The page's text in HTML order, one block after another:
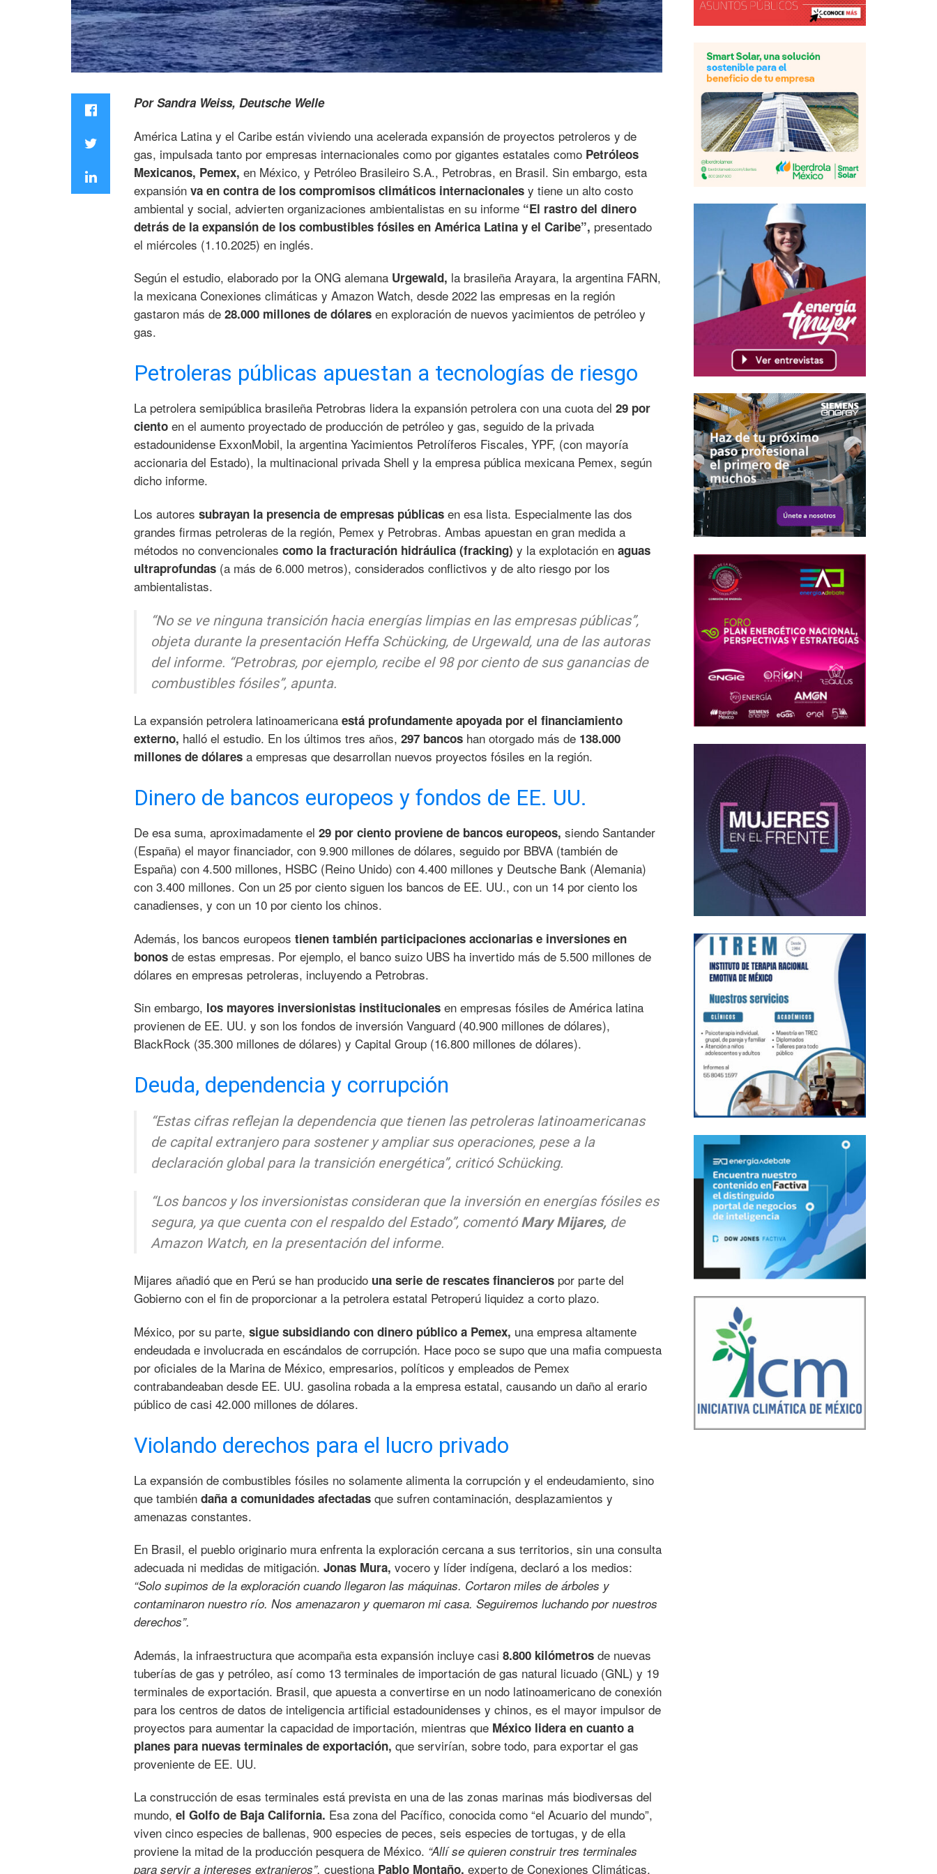
Por Sandra Weiss, Deutsche Welle
América Latina y el Caribe están viviendo una acelerada expansión de proyectos petroleros y de
gas, impulsada tanto por empresas internacionales como por gigantes estatales como Petróleos
Mexicanos, Pemex, en México, y Petróleo Brasileiro S.A., Petrobras, en Brasil. Sin embargo, esta
expansión va en contra de los compromisos climáticos internacionales y tiene un alto costo
ambiental y social, advierten organizaciones ambientalistas en su informe “El rastro del dinero
detrás de la expansión de los combustibles fósiles en América Latina y el Caribe”, presentado
el miércoles (1.10.2025) en inglés.
Según el estudio, elaborado por la ONG alemana Urgewald, la brasileña Arayara, la argentina FARN,
la mexicana Conexiones climáticas y Amazon Watch, desde 2022 las empresas en la región
gastaron más de 28.000 millones de dólares en exploración de nuevos yacimientos de petróleo y
gas.
Petroleras públicas apuestan a tecnologías de riesgo
La petrolera semipública brasileña Petrobras lidera la expansión petrolera con una cuota del 29 por
ciento en el aumento proyectado de producción de petróleo y gas, seguido de la privada
estadounidense ExxonMobil, la argentina Yacimientos Petrolíferos Fiscales, YPF, (con mayoría
accionaria del Estado), la multinacional privada Shell y la empresa pública mexicana Pemex, según
dicho informe.
Los autores subrayan la presencia de empresas públicas en esa lista. Especialmente las dos
grandes firmas petroleras de la región, Pemex y Petrobras. Ambas apuestan en gran medida a
métodos no convencionales como la fracturación hidráulica (fracking) y la explotación en aguas
ultraprofundas (a más de 6.000 metros), considerados conflictivos y de alto riesgo por los
ambientalistas.
“No se ve ninguna transición hacia energías limpias en las empresas públicas”,
objeta durante la presentación Heffa Schücking, de Urgewald, una de las autoras
del informe. “Petrobras, por ejemplo, recibe el 98 por ciento de sus ganancias de
combustibles fósiles”, apunta.
La expansión petrolera latinoamericana está profundamente apoyada por el financiamiento
externo, halló el estudio. En los últimos tres años, 297 bancos han otorgado más de 138.000
millones de dólares a empresas que desarrollan nuevos proyectos fósiles en la región.
Dinero de bancos europeos y fondos de EE. UU.
De esa suma, aproximadamente el 29 por ciento proviene de bancos europeos, siendo Santander
(España) el mayor financiador, con 9.900 millones de dólares, seguido por BBVA (también de
España) con 4.500 millones, HSBC (Reino Unido) con 4.400 millones y Deutsche Bank (Alemania)
con 3.400 millones. Con un 25 por ciento siguen los bancos de EE. UU., con un 14 por ciento los
canadienses, y con un 10 por ciento los chinos.
Además, los bancos europeos tienen también participaciones accionarias e inversiones en
bonos de estas empresas. Por ejemplo, el banco suizo UBS ha invertido más de 5.500 millones de
dólares en empresas petroleras, incluyendo a Petrobras.
Sin embargo, los mayores inversionistas institucionales en empresas fósiles de América latina
provienen de EE. UU. y son los fondos de inversión Vanguard (40.900 millones de dólares),
BlackRock (35.300 millones de dólares) y Capital Group (16.800 millones de dólares).
Deuda, dependencia y corrupción
“Estas cifras reflejan la dependencia que tienen las petroleras latinoamericanas
de capital extranjero para sostener y ampliar sus operaciones, pese a la
declaración global para la transición energética”, criticó Schücking.
“Los bancos y los inversionistas consideran que la inversión en energías fósiles es
segura, ya que cuenta con el respaldo del Estado”, comentó Mary Mijares, de
Amazon Watch, en la presentación del informe.
Mijares añadió que en Perú se han producido una serie de rescates financieros por parte del
Gobierno con el fin de proporcionar a la petrolera estatal Petroperú liquidez a corto plazo.
México, por su parte, sigue subsidiando con dinero público a Pemex, una empresa altamente
endeudada e involucrada en escándalos de corrupción. Hace poco se supo que una mafia compuesta
por oficiales de la Marina de México, empresarios, políticos y empleados de Pemex
contrabandeaban desde EE. UU. gasolina robada a la empresa estatal, causando un daño al erario
público de casi 42.000 millones de dólares.
Violando derechos para el lucro privado
La expansión de combustibles fósiles no solamente alimenta la corrupción y el endeudamiento, sino
que también daña a comunidades afectadas que sufren contaminación, desplazamientos y
amenazas constantes.
En Brasil, el pueblo originario mura enfrenta la exploración cercana a sus territorios, sin una consulta
adecuada ni medidas de mitigación. Jonas Mura, vocero y líder indígena, declaró a los medios:
“Solo supimos de la exploración cuando llegaron las máquinas. Cortaron miles de árboles y
contaminaron nuestro río. Nos amenazaron y quemaron mi casa. Seguiremos luchando por nuestros
derechos”.
Además, la infraestructura que acompaña esta expansión incluye casi 8.800 kilómetros de nuevas
tuberías de gas y petróleo, así como 13 terminales de importación de gas natural licuado (GNL) y 19
terminales de exportación. Brasil, que apuesta a convertirse en un nodo latinoamericano de conexión
para los centros de datos de inteligencia artificial estadounidenses y chinos, es el mayor impulsor de
proyectos para aumentar la capacidad de importación, mientras que México lidera en cuanto a
planes para nuevas terminales de exportación, que servirían, sobre todo, para exportar el gas
proveniente de EE. UU.
La construcción de esas terminales está prevista en una de las zonas marinas más biodiversas del
mundo, el Golfo de Baja California. Esa zona del Pacífico, conocida como “el Acuario del mundo”,
viven cinco especies de ballenas, 900 especies de peces, seis especies de tortugas, y de ella
proviene la mitad de la producción pesquera de México. “Allí se quieren construir tres terminales
para servir a intereses extranjeros”, cuestiona Pablo Montaño, experto de Conexiones Climáticas,